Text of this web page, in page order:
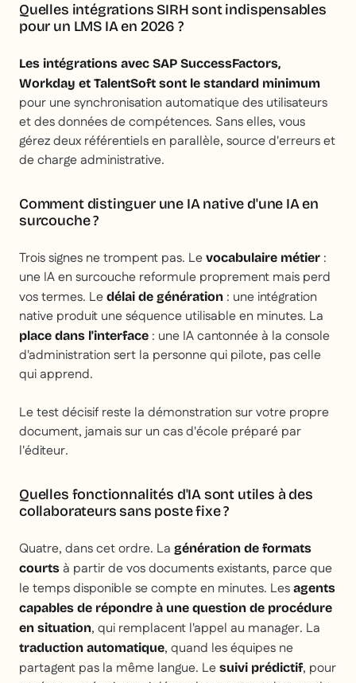
Quelles intégrations SIRH sont indispensables
pour un LMS IA en 2026 ?
Les intégrations avec SAP SuccessFactors,
Workday et TalentSoft sont le standard minimum
pour une synchronisation automatique des utilisateurs
et des données de compétences. Sans elles, vous
gérez deux référentiels en parallèle, source d'erreurs et
de charge administrative.
Comment distinguer une IA native d'une IA en
surcouche ?
Trois signes ne trompent pas. Le vocabulaire métier :
une IA en surcouche reformule proprement mais perd
vos termes. Le délai de génération : une intégration
native produit une séquence utilisable en minutes. La
place dans l'interface : une IA cantonnée à la console
d'administration sert la personne qui pilote, pas celle
qui apprend.
Le test décisif reste la démonstration sur votre propre
document, jamais sur un cas d'école préparé par
l'éditeur.
Quelles fonctionnalités d'IA sont utiles à des
collaborateurs sans poste fixe ?
Quatre, dans cet ordre. La génération de formats
courts à partir de vos documents existants, parce que
le temps disponible se compte en minutes. Les agents
capables de répondre à une question de procédure
en situation, qui remplacent l'appel au manager. La
traduction automatique, quand les équipes ne
partagent pas la même langue. Le suivi prédictif, pour